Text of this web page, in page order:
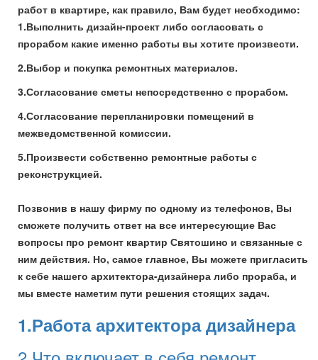
работ в квартире, как правило, Вам будет необходимо:
1.Выполнить дизайн-проект либо согласовать с
прорабом какие именно работы вы хотите произвести.
2.Выбор и покупка ремонтных материалов.
3.Согласование сметы непосредственно с прорабом.
4.Согласование перепланировки помещений в
межведомственной комиссии.
5.Произвести собственно ремонтные работы с
реконструкцией.
Позвонив в нашу фирму по одному из телефонов, Вы
сможете получить ответ на все интересующие Вас
вопросы про ремонт квартир Святошино и связанные с
ним действия. Но, самое главное, Вы можете пригласить
к себе нашего архитектора-дизайнера либо прораба, и
мы вместе наметим пути решения стоящих задач.
1.Работа архитектора дизайнера